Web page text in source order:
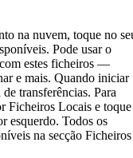
na nuvem, toque no
Pode usar o
estes ficheiros —
e mais. Quando iniciar
transferências. Para
Ficheiros Locais e toque
esquerdo. Todos os
na secção Ficheiros